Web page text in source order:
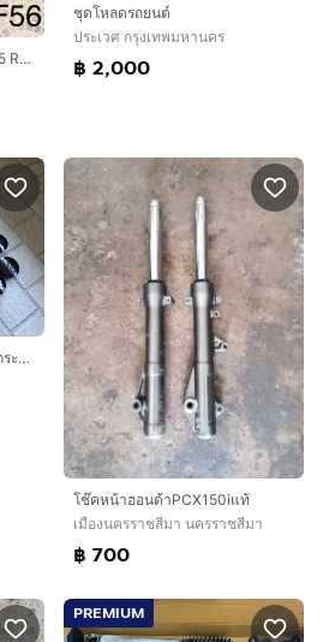
แร็คพวงมาลัยไฟฟ้า รถมินิ R55 R56 R57 R58 R60 R61 F55 56แท้มือสองญี่ปุ่น
ชุดโหลดรถยนต์
ประเวศ กรุงเทพมหานคร
฿ 2,000
อะไหล่ Jeep ฝาดุมล้อ โช๊คฝากระโปรง Jeep Grand Cherokee WJ
โช๊ค​หน้า​ฮอนด้า​PCX​150​i​แท้​
เมืองนครราชสีมา นครราชสีมา
฿ 700
PREMIUM